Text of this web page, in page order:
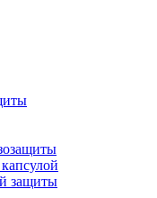
защиты